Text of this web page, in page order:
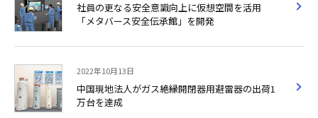
社員の更なる安全意識向上に仮想空間を活用
「メタバース安全伝承館」を開発
2022年10月13日
中国現地法人がガス絶縁開閉器用避雷器の出荷1
万台を達成